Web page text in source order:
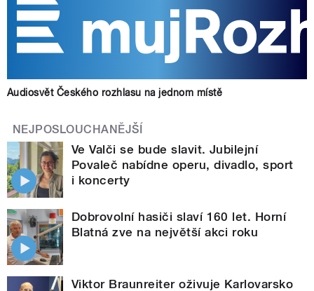
Audiosvět Českého rozhlasu na jednom místě
NEJPOSLOUCHANĚJŠÍ
Ve Valči se bude slavit. Jubilejní
Povaleč nabídne operu, divadlo, sport
i koncerty
Dobrovolní hasiči slaví 160 let. Horní
Blatná zve na největší akci roku
Viktor Braunreiter oživuje Karlovarsko